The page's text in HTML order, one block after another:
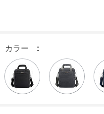
カラー :